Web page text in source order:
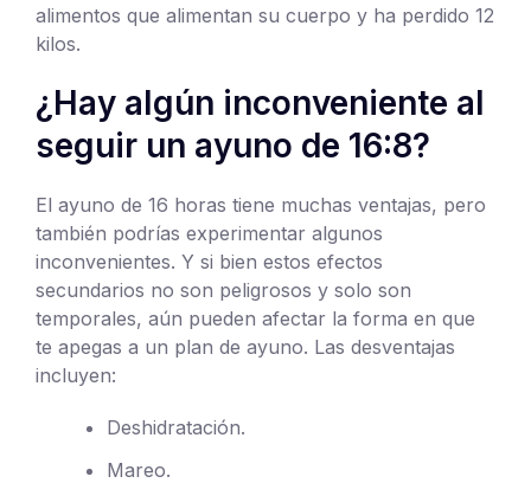
alimentos que alimentan su cuerpo y ha perdido 12
kilos.
¿Hay algún inconveniente al
seguir un ayuno de 16:8?
El ayuno de 16 horas tiene muchas ventajas, pero
también podrías experimentar algunos
inconvenientes. Y si bien estos efectos
secundarios no son peligrosos y solo son
temporales, aún pueden afectar la forma en que
te apegas a un plan de ayuno. Las desventajas
incluyen:
Deshidratación.
Mareo.